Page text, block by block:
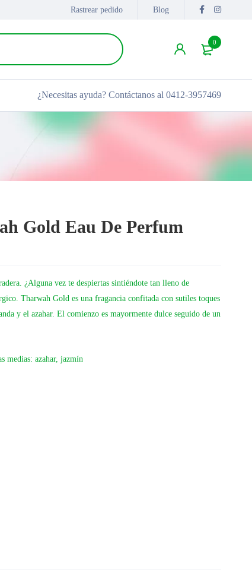
Rastrear pedido Blog
0
¿Necesitas ayuda? Contáctanos al 0412-3957469
Gold Eau De Perfum
¿Alguna vez te despiertas sintiéndote tan lleno de
Tharwah Gold es una fragancia confitada con sutiles toques
y el azahar. El comienzo es mayormente dulce seguido de un
medias: azahar, jazmín